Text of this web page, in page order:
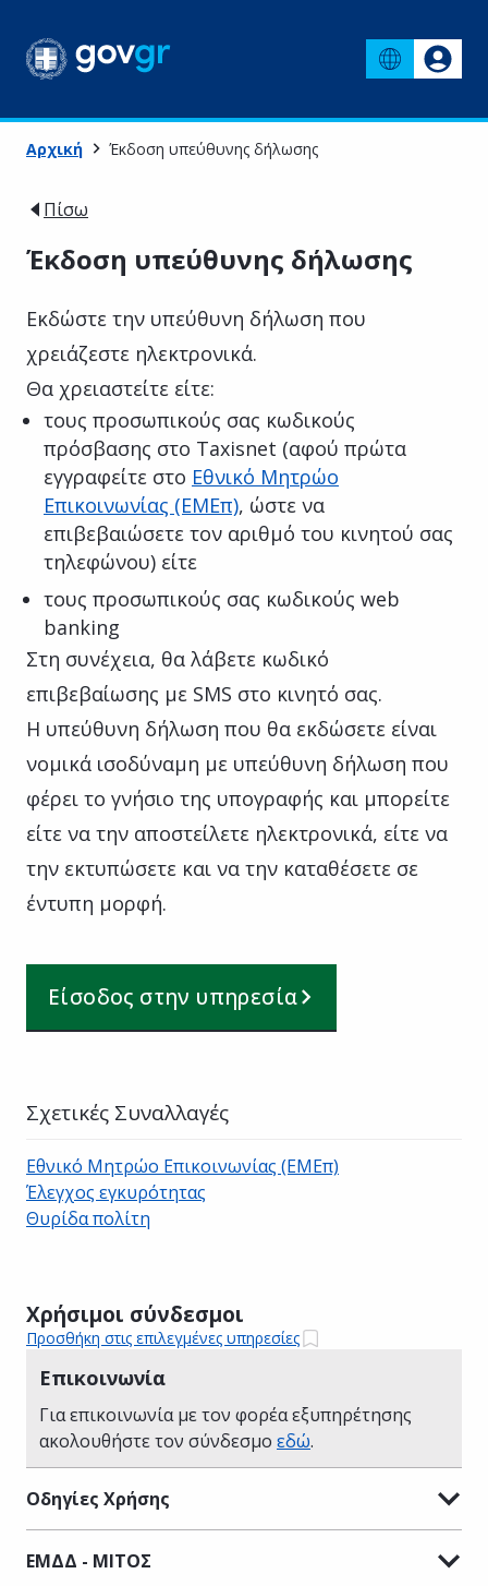
Αρχική Έκδοση υπεύθυνης δήλωσης
Πίσω
Έκδοση υπεύθυνης δήλωσης
Εκδώστε την υπεύθυνη δήλωση που
χρειάζεστε ηλεκτρονικά.
Θα χρειαστείτε είτε:
τους προσωπικούς σας κωδικούς
πρόσβασης στο Taxisnet (αφού πρώτα
εγγραφείτε στο Εθνικό Μητρώο
Επικοινωνίας (ΕΜΕπ), ώστε να
επιβεβαιώσετε τον αριθμό του κινητού σας
τηλεφώνου) είτε
τoυς προσωπικούς σας κωδικούς web
banking
Στη συνέχεια, θα λάβετε κωδικό
επιβεβαίωσης με SMS στο κινητό σας.
Η υπεύθυνη δήλωση που θα εκδώσετε είναι
νομικά ισοδύναμη με υπεύθυνη δήλωση που
φέρει το γνήσιο της υπογραφής και μπορείτε
είτε να την αποστείλετε ηλεκτρονικά, είτε να
την εκτυπώσετε και να την καταθέσετε σε
έντυπη μορφή.
Είσοδος στην υπηρεσία
Χρήσιμοι σύνδεσμοι
Προσθήκη στις επιλεγμένες υπηρεσίες
Επικοινωνία
Για επικοινωνία με τον φορέα εξυπηρέτησης
ακολουθήστε τον σύνδεσμο εδώ.
Οδηγίες Χρήσης
ΕΜΔΔ - ΜΙΤΟΣ
Σχετικές Συναλλαγές
Εθνικό Μητρώο Επικοινωνίας (ΕΜΕπ)
Έλεγχος εγκυρότητας
Θυρίδα πολίτη